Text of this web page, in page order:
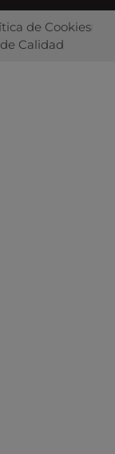
de Cookies
Calidad